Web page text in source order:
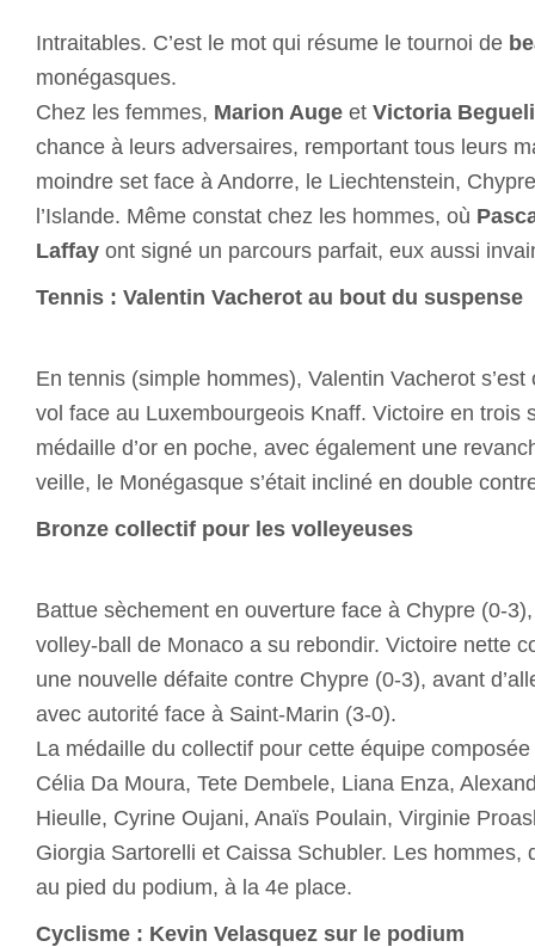
Intraitables. C’est le mot qui résume le tournoi de
monégasques.
Chez les femmes, Marion Auge et Victoria
chance à leurs adversaires, remportant tous leurs
moindre set face à Andorre, le Liechtenstein,
l’Islande. Même constat chez les hommes, où
Laffay ont signé un parcours parfait, eux aussi
Tennis : Valentin Vacherot au bout du suspense
En tennis (simple hommes), Valentin Vacherot
vol face au Luxembourgeois Knaff. Victoire en trois
médaille d’or en poche, avec également une
veille, le Monégasque s’était incliné en double
Bronze collectif pour les volleyeuses
Battue sèchement en ouverture face à Chypre (0-
volley-ball de Monaco a su rebondir. Victoire nette
une nouvelle défaite contre Chypre (0-3), avant
avec autorité face à Saint-Marin (3-0).
La médaille du collectif pour cette équipe
Célia Da Moura, Tete Dembele, Liana Enza,
Hieulle, Cyrine Oujani, Anaïs Poulain, Virginie
Giorgia Sartorelli et Caissa Schubler. Les hommes,
au pied du podium, à la 4e place.
Cyclisme : Kevin Velasquez sur le podium